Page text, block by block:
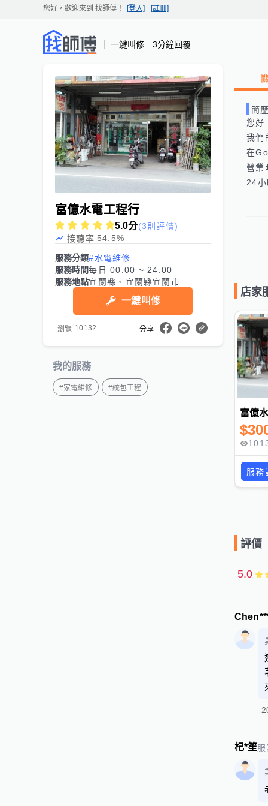
您好，歡迎來到 找師傅 ！ [登入] [註冊]
一鍵叫修 3分鐘回覆
富億水電工程行
5.0分(3則評價)
接聽率 54.5%
服務分類#水電維修
服務時間每日 00:00 ~ 24:00
服務地點宜蘭縣、宜蘭縣宜蘭市
一鍵叫修
瀏覽 10132 分享
我的服務
#家電維修 #統包工程
簡歷
您好
我們
在
營業
店家
富億
$
服務
評價
5.0
杞*笙服